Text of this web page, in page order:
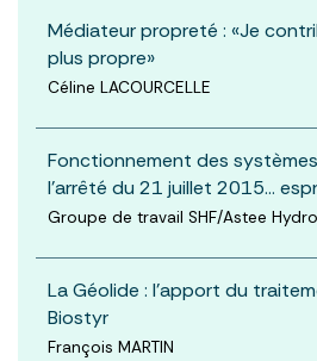
Médiateur propreté : «Je
plus propre»
Céline LACOURCELLE
Fonctionnement des systèmes
l'arrêté du 21 juillet 2015…
Groupe de travail SHF/Astee
La Géolide : l’apport du
Biostyr
François MARTIN